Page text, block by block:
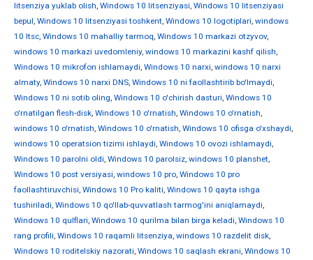
litsenziya yuklab olish, Windows 10 litsenziyasi, Windows 10 litsenziyasi
bepul, Windows 10 litsenziyasi toshkent, Windows 10 logotiplari, windows
10 ltsc, Windows 10 mahalliy tarmoq, Windows 10 markazi otzyvov,
windows 10 markazi uvedomleniy, windows 10 markazini kashf qilish,
Windows 10 mikrofon ishlamaydi, Windows 10 narxi, windows 10 narxi
almaty, Windows 10 narxi DNS, Windows 10 ni faollashtirib bo'lmaydi,
Windows 10 ni sotib oling, Windows 10 o'chirish dasturi, Windows 10
o'rnatilgan flesh-disk, Windows 10 o'rnatish, Windows 10 o'rnatish,
windows 10 o'rnatish, Windows 10 o'rnatish, Windows 10 ofisga o'xshaydi,
windows 10 operatsion tizimi ishlaydi, Windows 10 ovozi ishlamaydi,
Windows 10 parolni oldi, Windows 10 parolsiz, windows 10 planshet,
Windows 10 post versiyasi, windows 10 pro, Windows 10 pro
faollashtiruvchisi, Windows 10 Pro kaliti, Windows 10 qayta ishga
tushiriladi, Windows 10 qo'llab-quvvatlash tarmog'ini aniqlamaydi,
Windows 10 qulflari, Windows 10 qurilma bilan birga keladi, Windows 10
rang profili, Windows 10 raqamli litsenziya, windows 10 razdelit disk,
Windows 10 roditelskiy nazorati, Windows 10 saqlash ekrani, Windows 10